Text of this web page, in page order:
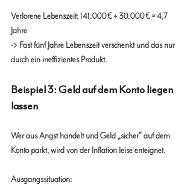
Verlorene Lebenszeit: 141.000 € ÷ 30.000 € = 4,7
Jahre
-> Fast fünf Jahre Lebenszeit verschenkt und das nur
durch ein ineffizientes Produkt.
Beispiel 3: Geld auf dem Konto liegen
lassen
Wer aus Angst handelt und Geld „sicher“ auf dem
Konto parkt, wird von der Inflation leise enteignet.
Ausgangssituation: